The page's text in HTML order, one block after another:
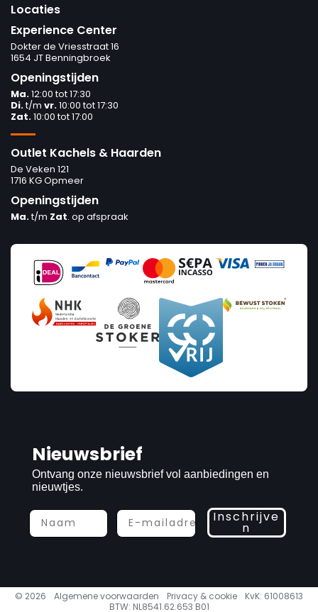
Locaties
Experience Center
Dokter de Vriesstraat 16
1654 JT Benningbroek
Openingstijden
Ma.12:00 tot 17:30
Di.t/m vr.10:00 tot 17:30
Zat.10:00 tot 17:00
Outlet Kachels & Haarden
De Veken 121
1716 KG Opmeer
Openingstijden
Ma.t/m Zat. op afspraak
Nieuwsbrief
Ontvang onze nieuwsbrief vol aanbiedingen en
nieuwtjes.
Inschrijve
n
© 2026 Algemene voorwaarden Privacy & cookie
KvK: 61008613
BTW: NL8541.62.653 B01